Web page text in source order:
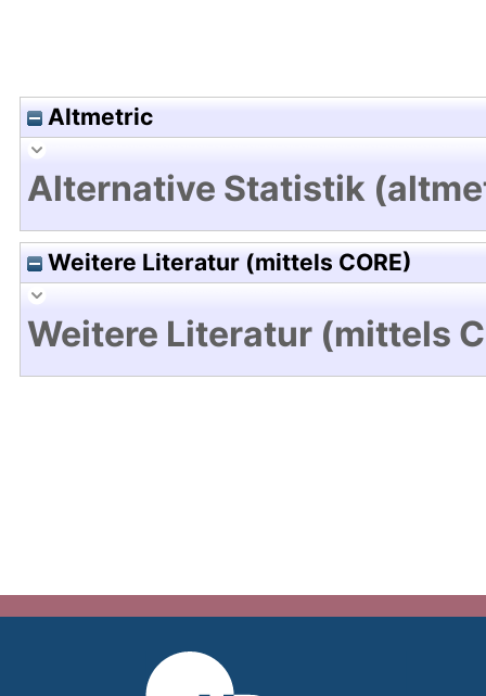
Altmetric
Alternative Statistik
Weitere Literatur (mittels CORE)
Weitere Literatur (mittels